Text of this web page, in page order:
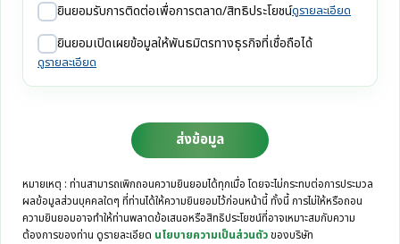
ยินยอมรับการติดต่อเพื่อการตลาด/สิทธิประโยชน์ดูรายละเอียด
ยินยอมเปิดเผยข้อมูลให้พันธมิตรทางธุรกิจที่เชื่อถือได้
ดูรายละเอียด
ส่งข้อมูล
หมายเหตุ : ท่านสามารถเพิกถอนความยินยอมได้ทุกเมื่อ โดยจะไม่กระทบต่อการประมวล
ผลข้อมูลส่วนบุคคลใดๆ ที่ท่านได้ให้ความยินยอมไว้ก่อนหน้านี้ ทั้งนี้ การไม่ให้หรือถอน
ความยินยอมอาจทำให้ท่านพลาดข้อเสนอหรือสิทธิประโยชน์ที่อาจเหมาะสมกับความ
ต้องการของท่าน ดูรายละเอียด นโยบายความเป็นส่วนตัวของบริษัท